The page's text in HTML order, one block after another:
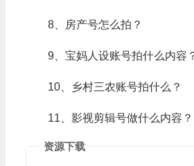
8、房产号怎么拍？
9、宝妈人设账号拍什么内容
10、乡村三农账号拍什么？
11、影视剪辑号做什么内容？
资源下载